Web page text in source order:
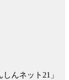
んネット21」